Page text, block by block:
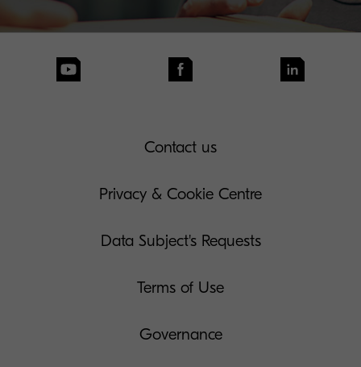
Contact us
Privacy & Cookie Centre
Data Subject's Requests
Terms of Use
Governance